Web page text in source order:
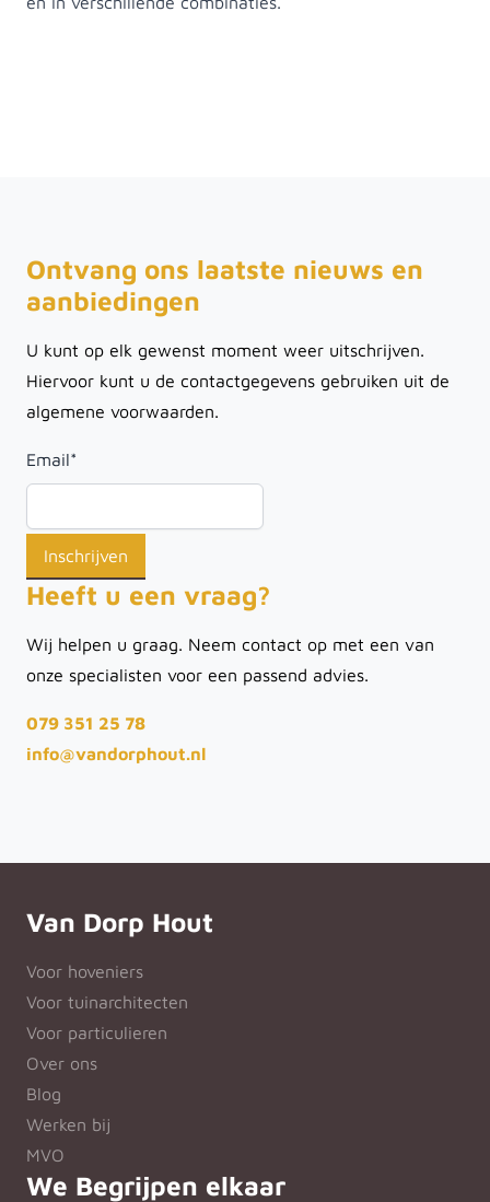
Ontvang ons laatste nieuws en
aanbiedingen
U kunt op elk gewenst moment weer uitschrijven.
Hiervoor kunt u de contactgegevens gebruiken uit de
algemene voorwaarden.
Email*
Heeft u een vraag?
Wij helpen u graag. Neem contact op met een van
onze specialisten voor een passend advies.
079 351 25 78
info@vandorphout.nl
Van Dorp Hout
Voor hoveniers
Voor tuinarchitecten
Voor particulieren
Over ons
Blog
Werken bij
MVO
We Begrijpen elkaar